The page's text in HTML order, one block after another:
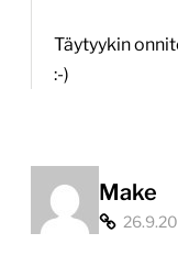
Täytyykin
:-)
Make